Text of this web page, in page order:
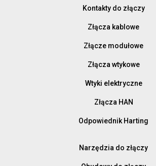
Kontakty do złączy
Złącza kablowe
Złącze modułowe
Złącza wtykowe
Wtyki elektryczne
Złącza HAN
Odpowiednik Harting
Narzędzia do złączy